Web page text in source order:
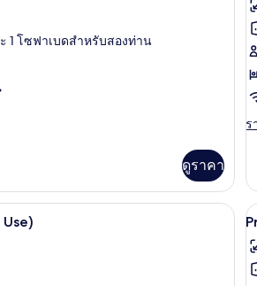
1 โซฟาเบดสำหรับสองท่าน
ดูราคา
ร
ร
เกี่
องนอนระดับพรีเมียม, มินิบาร์, ตู้นิรภัยในห้องพัก, โต๊
ห้องดีลักซ์ (Single Use) | เครื่องนอน